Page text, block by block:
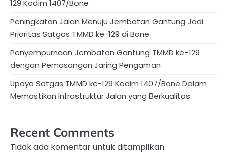
129 Kodim 1407/Bone
Peningkatan Jalan Menuju Jembatan Gantung Jadi
Prioritas Satgas TMMD ke-129 di Bone
Penyempurnaan Jembatan Gantung TMMD ke-129
dengan Pemasangan Jaring Pengaman
Upaya Satgas TMMD ke-129 Kodim 1407/Bone Dalam
Memastikan Infrastruktur Jalan yang Berkualitas
Recent Comments
Tidak ada komentar untuk ditampilkan.